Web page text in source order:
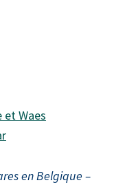
et Waes
en Belgique –